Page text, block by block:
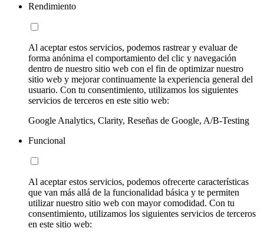
Rendimiento
Al aceptar estos servicios, podemos rastrear y evaluar de
forma anónima el comportamiento del clic y navegación
dentro de nuestro sitio web con el fin de optimizar nuestro
sitio web y mejorar continuamente la experiencia general del
usuario. Con tu consentimiento, utilizamos los siguientes
servicios de terceros en este sitio web:
Google Analytics, Clarity, Reseñas de Google, A/B-Testing
Funcional
Al aceptar estos servicios, podemos ofrecerte características
que van más allá de la funcionalidad básica y te permiten
utilizar nuestro sitio web con mayor comodidad. Con tu
consentimiento, utilizamos los siguientes servicios de terceros
en este sitio web: